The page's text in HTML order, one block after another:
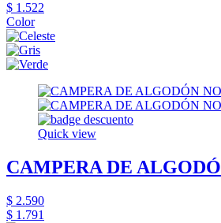
$ 1.522
Color
Quick view
CAMPERA DE
$ 2.590
$ 1.791